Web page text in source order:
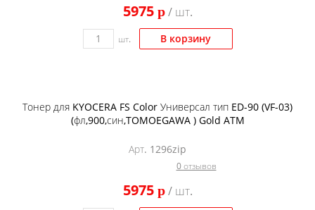
5975 p/ шт.
шт. В корзину
Тонер для KYOCERA FS Color Универсал тип ED-90 (VF-03)
(фл,900,син,TOMOEGAWA ) Gold ATM
Арт. 1296zip
0 отзывов
5975 p/ шт.